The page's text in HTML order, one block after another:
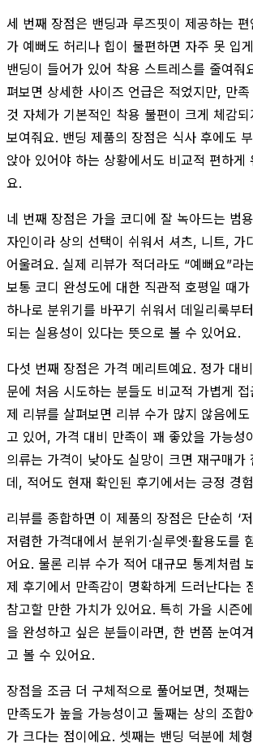
세 번째 장점은 밴딩과 루즈핏이 제공하는
가 예뻐도 허리나 힙이 불편하면 자주 못 입
밴딩이 들어가 있어 착용 스트레스를 줄여줘
펴보면 상세한 사이즈 언급은 적었지만, 만
것 자체가 기본적인 착용 불편이 크게 체감
보여줘요. 밴딩 제품의 장점은 식사 후에도
앉아 있어야 하는 상황에서도 비교적 편하게
요.
네 번째 장점은 가을 코디에 잘 녹아드는 범
자인이라 상의 선택이 쉬워서 셔츠, 니트, 가
어울려요. 실제 리뷰가 적더라도 “예뻐요”라
보통 코디 완성도에 대한 직관적 호평일 때
하나로 분위기를 바꾸기 쉬워서 데일리룩부
되는 실용성이 있다는 뜻으로 볼 수 있어요.
다섯 번째 장점은 가격 메리트예요. 정가 대
문에 처음 시도하는 분들도 비교적 가볍게
제 리뷰를 살펴보면 리뷰 수가 많지 않음에
고 있어, 가격 대비 만족이 꽤 좋았을 가능성
의류는 가격이 낮아도 실망이 크면 재구매가
데, 적어도 현재 확인된 후기에서는 긍정 경
리뷰를 종합하면 이 제품의 장점은 단순히 ‘
저렴한 가격대에서 분위기·실루엣·활용도를
어요. 물론 리뷰 수가 적어 대규모 통계처럼
제 후기에서 만족감이 명확하게 드러난다는
참고할 만한 가치가 있어요. 특히 가을 시즌
을 완성하고 싶은 분들이라면, 한 번쯤 눈여
고 볼 수 있어요.
장점을 조금 더 구체적으로 풀어보면, 첫째
만족도가 높을 가능성이고 둘째는 상의 조합
가 크다는 점이에요. 셋째는 밴딩 덕분에 체